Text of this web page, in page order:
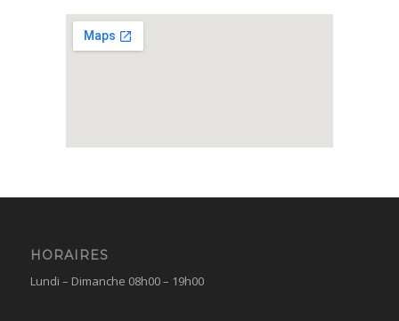
HORAIRES
Lundi – Dimanche 08h00 – 19h00